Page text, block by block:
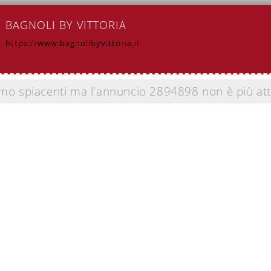
BAGNOLI BY VITTORIA
https://www.bagnolibyvittoria.it
spiacenti ma l'annuncio 2894898 non è più